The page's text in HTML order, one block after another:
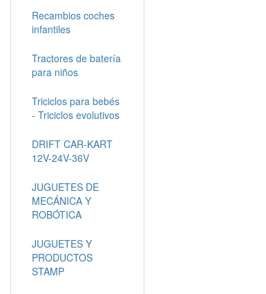
Recambios coches
infantiles
Tractores de batería
para niños
Triciclos para bebés
- Triciclos evolutivos
DRIFT CAR-KART
12V-24V-36V
JUGUETES DE
MECÁNICA Y
ROBÓTICA
JUGUETES Y
PRODUCTOS
STAMP